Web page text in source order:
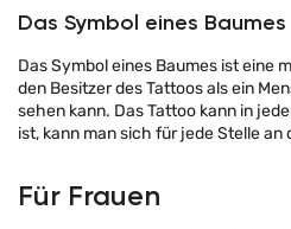
Das Symbol eines Baumes
Das Symbol eines Baumes ist eine
den Besitzer des Tattoos als ein
sehen kann. Das Tattoo kann in
ist, kann man sich für jede Stelle an
Für Frauen